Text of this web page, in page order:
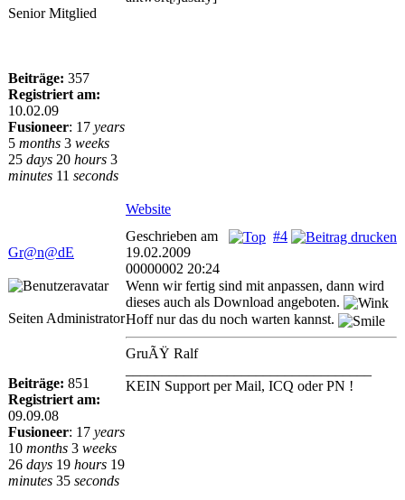
Senior Mitglied
Beiträge: 357
Registriert am:
10.02.09
Fusioneer: 17 years
5 months 3 weeks
25 days 20 hours 3
minutes 11 seconds
Website
Gr@n@dE
#4
Geschrieben am
19.02.2009
00000002 20:24
Seiten Administrator
Beiträge: 851
Registriert am:
09.09.08
Fusioneer: 17 years
10 months 3 weeks
26 days 19 hours 19
minutes 35 seconds
Wenn wir fertig sind mit anpassen, dann wird
dieses auch als Download angeboten.
Hoff nur das du noch warten kannst.
GruÃŸ Ralf
KEIN Support per Mail, ICQ oder PN !